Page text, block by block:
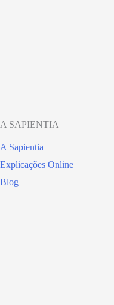
A SAPIENTIA
A Sapientia
Explicações Online
Blog